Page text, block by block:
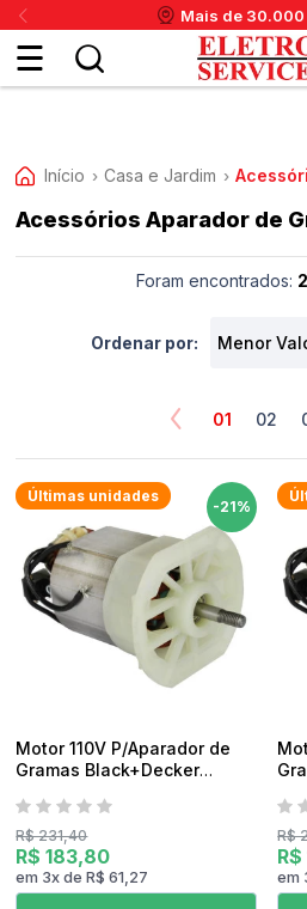
Mais de
Início › Casa e Jardim ›
Acessórios Aparador de
Foram encontrados:
Ordenar por:
01 02
-21%
Últimas unidades
Motor 110V P/Aparador de
Gramas Black+Decker
R$ 231,40
R$ 183,80
em 3xdeR$ 61,27
R$
em